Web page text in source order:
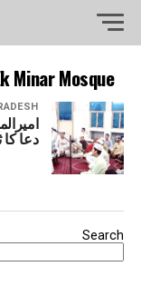
Mosque"
دعا
Search